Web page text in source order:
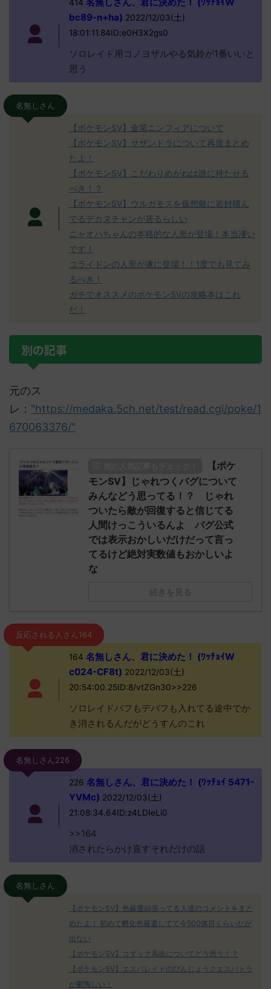
414
bc89-n+ha) 2022/12/03(土)
18:01:11.84ID:e0H3X2gs0
ソロレイド用コノヨザルやる気鈴が1番いいと
思う
名無しさん
【ポケモンSV】金策ニンフィアについて
【ポケモンSV】サザンドラについて再度まとめ
たよ！
【ポケモンSV】こだわりめがねは誰に持たせる
べき！？
【ポケモンSV】ウルガモスを仮想敵に岩封積ん
でるデカヌチャンが居るらしい
ニャオハちゃんの本格的な人形が登場！本当凄い
です！
コライドンの人形が遂に登場！！1度でも見てみ
るべき！
ガチでオススメのポケモンSVの攻略本はこれ
だ！
別の記事
元のス
レ： "https://medaka.5ch.net/test/read.cgi/poke/1
670063376/"
【ポケ
モンSV】じゃれつくバグについて
みんなどう思ってる！？ じゃれ
ついたら敵が回復すると信じてる
人間けっこういるんよ バグ公式
では表示おかしいだけだって言っ
てるけど絶対実数値もおかしいよ
な
続きを見る
反応される人さん164
164 名無しさん、君に決めた！ (ﾜｯﾁｮｲW
c024-CF8t) 2022/12/03(土)
20:54:00.25ID:8/vtZGn30>>226
ソロレイドバフもデバフも入れてる途中でか
き消されるんだがどうすんのこれ
名無しさん226
226 名無しさん、君に決めた！ (ﾜｯﾁｮｲ 5471-
YVMc) 2022/12/03(土)
21:08:34.64ID:z4LDIeLi0
>>164
消されたらかけ直すそれだけの話
名無しさん
【ポケモンSV】色厳選頑張ってる人達のコメントをまと
めたよ！ 初めて孵化色厳選してて今500体目くらいだが
出ない
【ポケモンSV】コダック系統についてどう思う！？
【ポケモンSV】エスバレイドのびんじょうクエスパトラ
が鬱陶しい！